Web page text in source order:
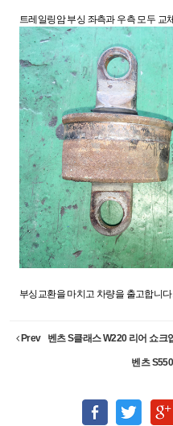
트레일링암 부싱 좌측과 우측 모두 교
부싱교환을 마치고 차량을 출고합니다.
Prev 벤츠 S클래스 W220 리어 쇼크
벤츠